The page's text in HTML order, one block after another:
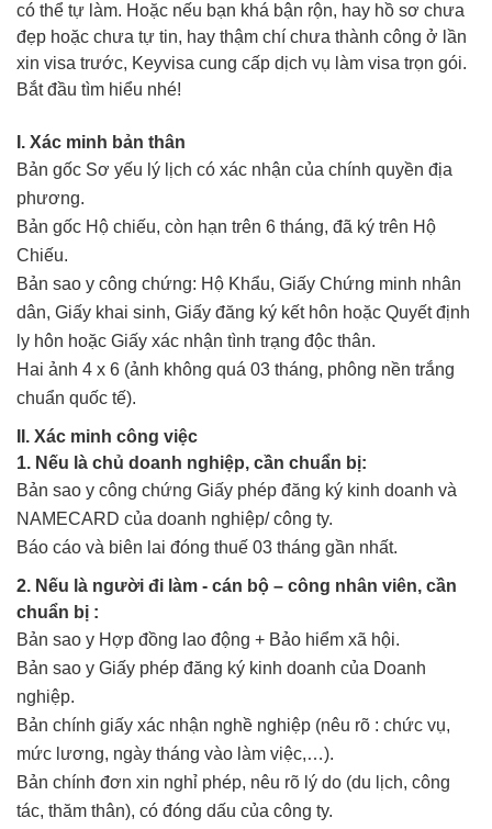
có thể tự làm. Hoặc nếu bạn khá bận rộn, hay hồ sơ chưa
đẹp hoặc chưa tự tin, hay thậm chí chưa thành công ở lần
xin visa trước, Keyvisa cung cấp dịch vụ làm visa trọn gói.
Bắt đầu tìm hiểu nhé!
I. Xác minh bản thân
Bản gốc Sơ yếu lý lịch có xác nhận của chính quyền địa
phương.
Bản gốc Hộ chiếu, còn hạn trên 6 tháng, đã ký trên Hộ
Chiếu.
Bản sao y công chứng: Hộ Khẩu, Giấy Chứng minh nhân
dân, Giấy khai sinh, Giấy đăng ký kết hôn hoặc Quyết định
ly hôn hoặc Giấy xác nhận tình trạng độc thân.
Hai ảnh 4 x 6 (ảnh không quá 03 tháng, phông nền trắng
chuẩn quốc tế).
II. Xác minh công việc
1. Nếu là chủ doanh nghiệp, cần chuẩn bị:
Bản sao y công chứng Giấy phép đăng ký kinh doanh và
NAMECARD của doanh nghiệp/ công ty.
Báo cáo và biên lai đóng thuế 03 tháng gần nhất.
2. Nếu là người đi làm - cán bộ – công nhân viên, cần
chuẩn bị :
Bản sao y Hợp đồng lao động + Bảo hiểm xã hội.
Bản sao y Giấy phép đăng ký kinh doanh của Doanh
nghiệp.
Bản chính giấy xác nhận nghề nghiệp (nêu rõ : chức vụ,
mức lương, ngày tháng vào làm việc,…).
Bản chính đơn xin nghỉ phép, nêu rõ lý do (du lịch, công
tác, thăm thân), có đóng dấu của công ty.